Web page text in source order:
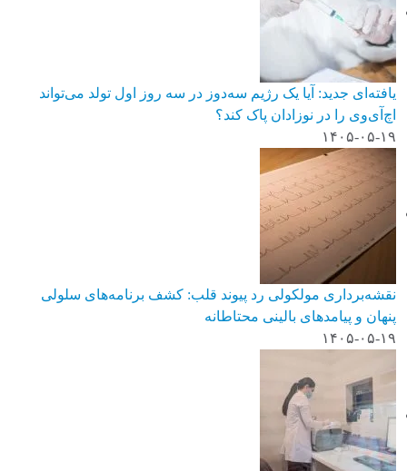
یافته‌ای جدید: آیا یک رژیم سه‌دوز در سه روز اول تولد می‌تواند
اچ‌آی‌وی را در نوزادان پاک کند؟
۱۴۰۵-۰۵-۱۹
نقشه‌برداری مولکولی رد پیوند قلب: کشف برنامه‌های سلولی
پنهان و پیامدهای بالینی محتاطانه
۱۴۰۵-۰۵-۱۹